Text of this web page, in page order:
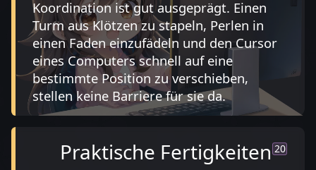
Koordination ist gut ausgeprägt. Einen
Turm aus Klötzen zu stapeln, Perlen in
einen Faden einzufädeln und den Cursor
eines Computers schnell auf eine
bestimmte Position zu verschieben,
stellen keine Barriere für sie da.
Praktische Fertigkeiten 20